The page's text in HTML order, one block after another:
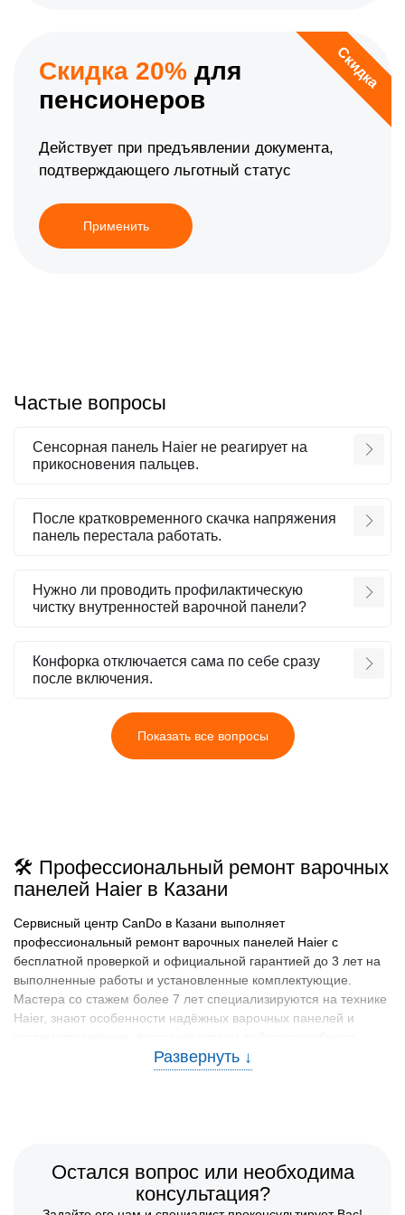
Скидка
Скидка 20% для
пенсионеров
Действует при предъявлении документа,
подтверждающего льготный статус
Применить
Частые вопросы
Сенсорная панель Haier не реагирует на
прикосновения пальцев.
После кратковременного скачка напряжения
панель перестала работать.
Нужно ли проводить профилактическую
чистку внутренностей варочной панели?
Конфорка отключается сама по себе сразу
после включения.
Показать все вопросы
🛠️ Профессиональный ремонт варочных
панелей Haier в Казани
Сервисный центр CanDo в Казани выполняет
профессиональный ремонт варочных панелей Haier с
бесплатной проверкой и официальной гарантией до 3 лет на
выполненные работы и установленные комплектующие.
Мастера со стажем более 7 лет специализируются на технике
Haier, знают особенности надёжных варочных панелей и
индукционные варочные панели Haier с электронным
управлением, функциями безопасности и режимами для
различных типов посуды и нагрева. Обслуживаются варочные
Остался вопрос или необходима
консультация?